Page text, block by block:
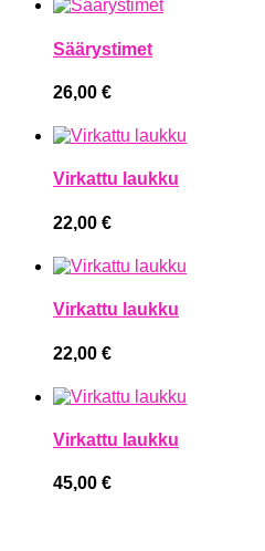
Säärystimet
26,00 €
Virkattu laukku
22,00 €
Virkattu laukku
22,00 €
Virkattu laukku
45,00 €